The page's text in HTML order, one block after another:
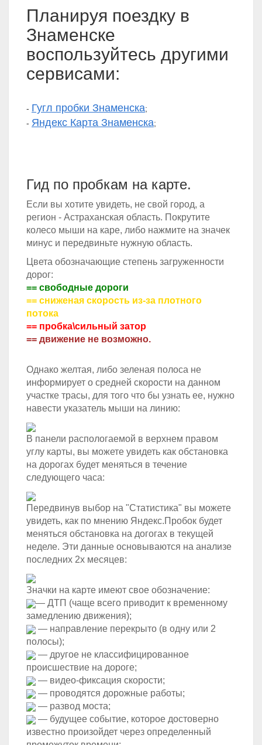
Планируя поездку в
Знаменске
воспользуйтесь другими
сервисами:
- Гугл пробки Знаменска;
- Яндекс Карта Знаменска;
Гид по пробкам на карте.
Если вы хотите увидеть, не свой город, а
регион - Астраханская область. Покрутите
колесо мыши на каре, либо нажмите на значек
минус и передвиньте нужную область.
Цвета обозначающие степень загруженности
дорог:
== свободные дороги
== сниженая скорость из-за плотного
потока
== пробка\сильный затор
== движение не возможно.
Однако желтая, либо зеленая полоса не
информирует о средней скорости на данном
участке трасы, для того что бы узнать ее, нужно
навести указатель мыши на линию:
В панели распологаемой в верхнем правом
углу карты, вы можете увидеть как обстановка
на дорогах будет меняться в течение
следующего часа:
Передвинув выбор на "Статистика" вы можете
увидеть, как по мнению Яндекс.Пробок будет
меняться обстановка на догогах в текущей
неделе. Эти данные основываются на анализе
последних 2х месяцев:
Значки на карте имеют свое обозначение:
— ДТП (чаще всего приводит к временному
замедлению движения);
— направление перекрыто (в одну или 2
полосы);
— другое не классифицированное
происшествие на дороге;
— видео-фиксация скорости;
— проводятся дорожные работы;
— развод моста;
— будущее событие, которое достоверно
известно произойдет через определенный